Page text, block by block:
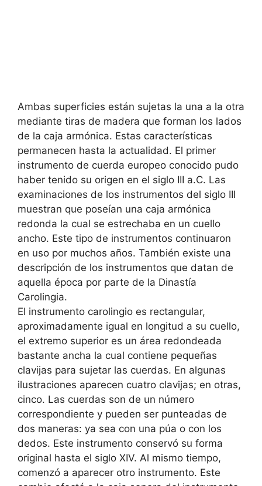
Ambas superficies están sujetas la una a la otra
mediante tiras de madera que forman los lados
de la caja armónica. Estas características
permanecen hasta la actualidad. El primer
instrumento de cuerda europeo conocido pudo
haber tenido su origen en el siglo III a.C. Las
examinaciones de los instrumentos del siglo III
muestran que poseían una caja armónica
redonda la cual se estrechaba en un cuello
ancho. Este tipo de instrumentos continuaron
en uso por muchos años. También existe una
descripción de los instrumentos que datan de
aquella época por parte de la Dinastía
Carolingia.
El instrumento carolingio es rectangular,
aproximadamente igual en longitud a su cuello,
el extremo superior es un área redondeada
bastante ancha la cual contiene pequeñas
clavijas para sujetar las cuerdas. En algunas
ilustraciones aparecen cuatro clavijas; en otras,
cinco. Las cuerdas son de un número
correspondiente y pueden ser punteadas de
dos maneras: ya sea con una púa o con los
dedos. Este instrumento conservó su forma
original hasta el siglo XIV. Al mismo tiempo,
comenzó a aparecer otro instrumento. Este